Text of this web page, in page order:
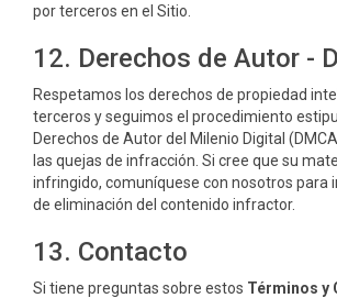
por terceros en el Sitio.
12. Derechos de Autor -
Respetamos los derechos de propiedad
terceros y seguimos el procedimiento
Derechos de Autor del Milenio Digital
las quejas de infracción. Si cree que su
infringido, comuníquese con nosotros para
de eliminación del contenido infractor.
13. Contacto
Si tiene preguntas sobre estos Términos y